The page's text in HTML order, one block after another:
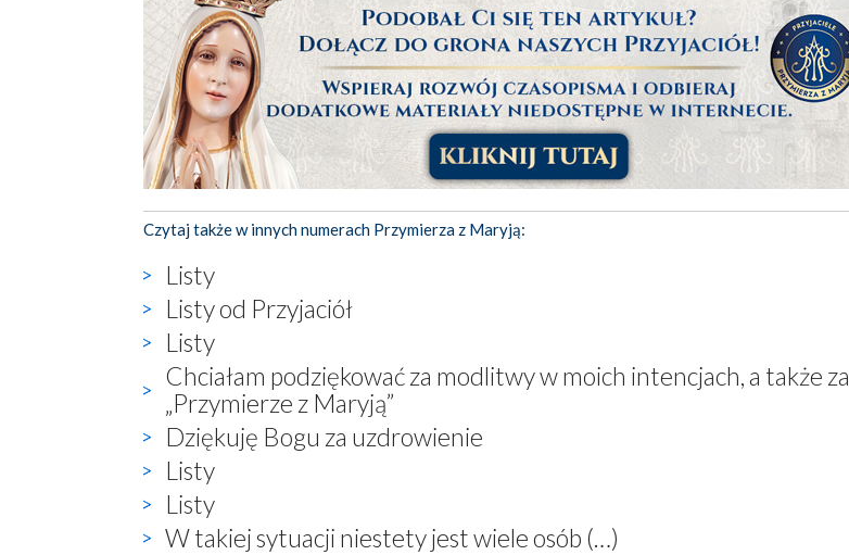
Czytaj także w innych numerach Przymierza z Maryją:
Listy
Listy od Przyjaciół
Listy
Chciałam podziękować za modlitwy w moich intencjach, a także za
„Przymierze z Maryją”
Dziękuję Bogu za uzdrowienie
Listy
Listy
W takiej sytuacji niestety jest wiele osób (…)